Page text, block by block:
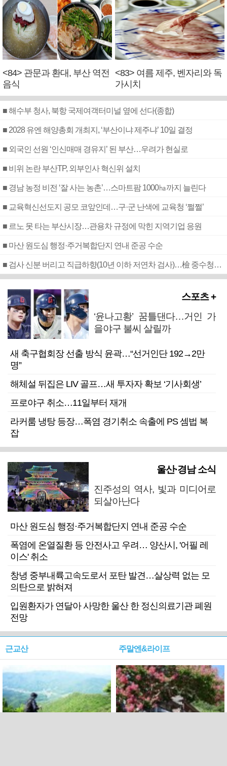
<84> 관문과 환대, 부산 역전
음식
<83> 여름 제주, 벤자리와 독
가시치
■ 해수부 청사, 북항 국제여객터미널 옆에 선다(종합)
■ 2028 유엔 해양총회 개최지, ‘부산이냐 제주냐’ 10일 결정
■ 외국인 선원 ‘인신매매 경유지’ 된 부산…우려가 현실로
■ 비위 논란 부산TP, 외부인사 혁신위 설치
■ 경남 농정 비전 ‘잘 사는 농촌’…스마트팜 1000㏊까지 늘린다
■ 교육혁신선도지 공모 코앞인데…구·군 난색에 교육청 ‘쩔쩔’
■ 르노 못 타는 부산시장…관용차 규정에 막힌 지역기업 응원
■ 마산 원도심 행정·주거복합단지 연내 준공 수순
■ 검사 신분 버리고 직급하향(10년 이하 저연차 검사)…檢 중수청행 기피
스포츠 +
‘윤나고황’ 꿈틀댄다…거인 가
을야구 불씨 살릴까
새 축구협회장 선출 방식 윤곽…“선거인단 192→2만
명”
해체설 뒤집은 LIV 골프…새 투자자 확보 ‘기사회생’
프로야구 취소…11일부터 재개
라커룸 냉탕 등장…폭염 경기취소 속출에 PS 셈법 복
잡
울산·경남 소식
진주성의 역사, 빛과 미디어로
되살아난다
마산 원도심 행정·주거복합단지 연내 준공 수순
폭염에 온열질환 등 안전사고 우려… 양산시, '어필 레
이스' 취소
창녕 중부내륙고속도로서 포탄 발견…살상력 없는 모
의탄으로 밝혀져
입원환자가 연달아 사망한 울산 한 정신의료기관 폐원
전망
근교산 주말엔&라이프